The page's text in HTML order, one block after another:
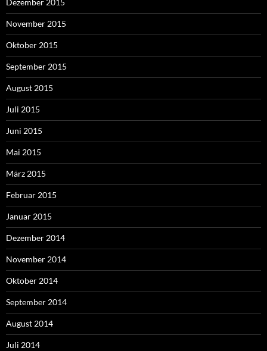
Dezember 2015
November 2015
Oktober 2015
September 2015
August 2015
Juli 2015
Juni 2015
Mai 2015
März 2015
Februar 2015
Januar 2015
Dezember 2014
November 2014
Oktober 2014
September 2014
August 2014
Juli 2014